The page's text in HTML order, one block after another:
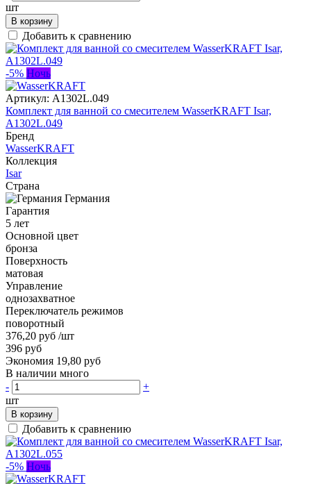
шт
В корзину
Добавить к сравнению
-5% Ночь
Артикул: A1302L.049
Комплект для ванной со смесителем WasserKRAFT Isar,
A1302L.049
Бренд
WasserKRAFT
Коллекция
Isar
Страна
Германия
Гарантия
5 лет
Основной цвет
бронза
Поверхность
матовая
Управление
однозахватное
Переключатель режимов
поворотный
376,20 руб /шт
396 руб
Экономия 19,80 руб
В наличии много
-
+
шт
В корзину
Добавить к сравнению
-5% Ночь